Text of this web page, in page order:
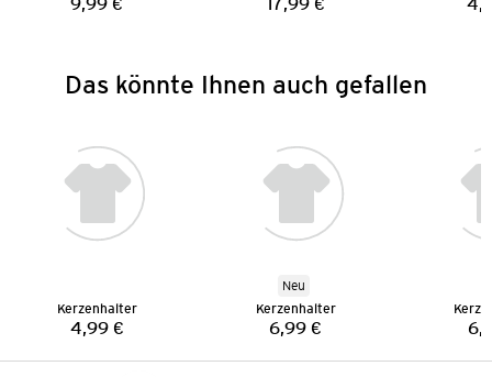
Preis: Preis:
Das könnte Ihnen auch gefallen
Kerzenhalter
Preis:
4,99 €
Neu
Kerzenhalter
Preis:
6,99 €